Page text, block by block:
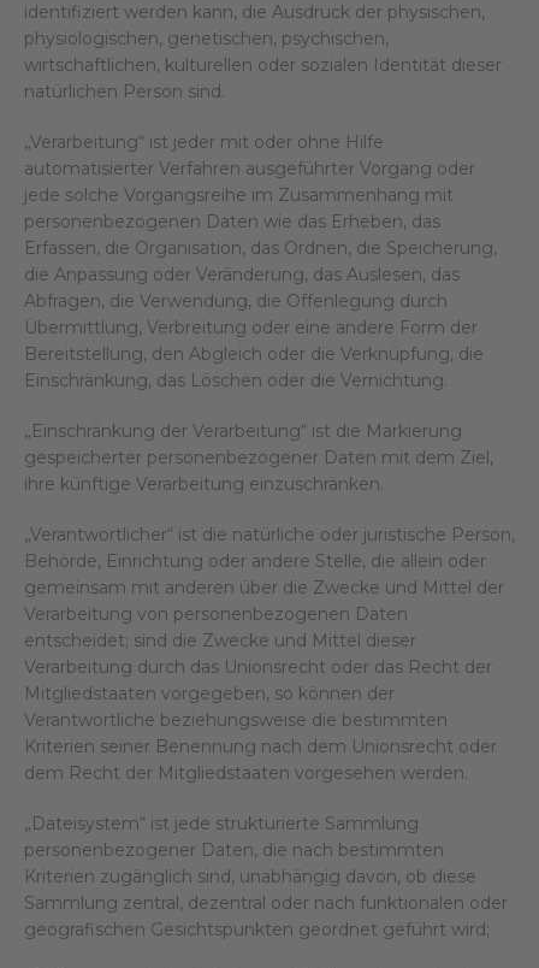
identifiziert werden kann, die Ausdruck der physischen,
physiologischen, genetischen, psychischen,
wirtschaftlichen, kulturellen oder sozialen Identität dieser
natürlichen Person sind.
„Verarbeitung“ ist jeder mit oder ohne Hilfe
automatisierter Verfahren ausgeführter Vorgang oder
jede solche Vorgangsreihe im Zusammenhang mit
personenbezogenen Daten wie das Erheben, das
Erfassen, die Organisation, das Ordnen, die Speicherung,
die Anpassung oder Veränderung, das Auslesen, das
Abfragen, die Verwendung, die Offenlegung durch
Übermittlung, Verbreitung oder eine andere Form der
Bereitstellung, den Abgleich oder die Verknüpfung, die
Einschränkung, das Löschen oder die Vernichtung.
„Einschränkung der Verarbeitung“ ist die Markierung
gespeicherter personenbezogener Daten mit dem Ziel,
ihre künftige Verarbeitung einzuschränken.
„Verantwortlicher“ ist die natürliche oder juristische Person,
Behörde, Einrichtung oder andere Stelle, die allein oder
gemeinsam mit anderen über die Zwecke und Mittel der
Verarbeitung von personenbezogenen Daten
entscheidet; sind die Zwecke und Mittel dieser
Verarbeitung durch das Unionsrecht oder das Recht der
Mitgliedstaaten vorgegeben, so können der
Verantwortliche beziehungsweise die bestimmten
Kriterien seiner Benennung nach dem Unionsrecht oder
dem Recht der Mitgliedstaaten vorgesehen werden.
„Dateisystem“ ist jede strukturierte Sammlung
personenbezogener Daten, die nach bestimmten
Kriterien zugänglich sind, unabhängig davon, ob diese
Sammlung zentral, dezentral oder nach funktionalen oder
geografischen Gesichtspunkten geordnet geführt wird;